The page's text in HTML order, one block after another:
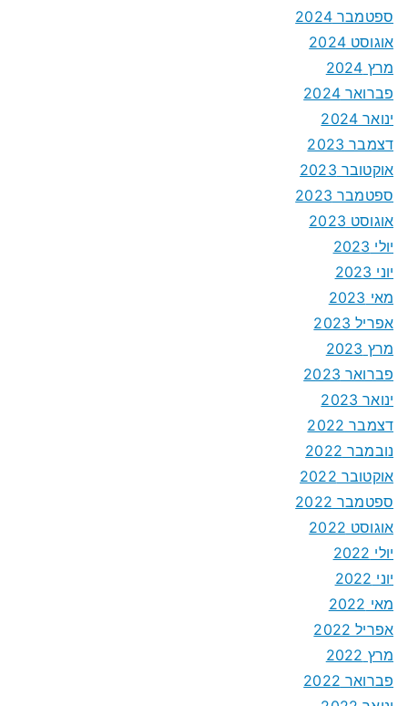
ספטמבר 2024
אוגוסט 2024
מרץ 2024
פברואר 2024
ינואר 2024
דצמבר 2023
אוקטובר 2023
ספטמבר 2023
אוגוסט 2023
יולי 2023
יוני 2023
מאי 2023
אפריל 2023
מרץ 2023
פברואר 2023
ינואר 2023
דצמבר 2022
נובמבר 2022
אוקטובר 2022
ספטמבר 2022
אוגוסט 2022
יולי 2022
יוני 2022
מאי 2022
אפריל 2022
מרץ 2022
פברואר 2022